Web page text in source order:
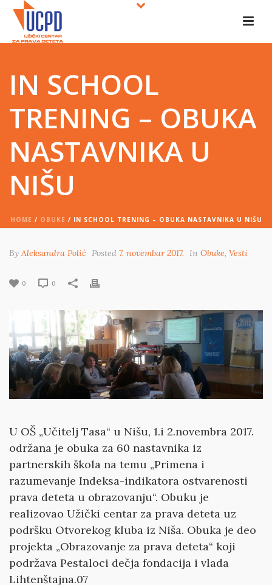
IN SCHOOL
TRENING – OBUKA
NASTAVNIKA U
NIŠU
HOME / OBUKE / IN SCHOOL TRENING – OBUKA NASTAVNIKA U NIŠU
By Aleksandra Polić Posted 7. novembar 2017. In Obuke, Vesti
0 0
U OŠ „Učitelj Tasa“ u Nišu, 1.i 2.novembra 2017.
održana je obuka za 60 nastavnika iz
partnerskih škola na temu „Primena i
razumevanje Indeksa-indikatora ostvarenosti
prava deteta u obrazovanju“. Obuku je
realizovao Užički centar za prava deteta uz
podršku Otvorekog kluba iz Niša. Obuka je deo
projekta „Obrazovanje za prava deteta“ koji
podržava Pestaloci dečja fondacija i vlada
Lihtenštajna.07